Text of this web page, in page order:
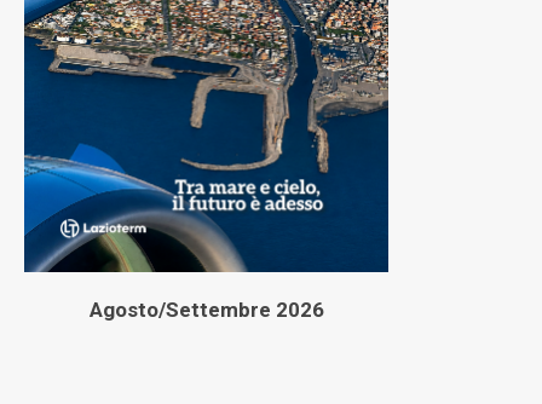
Agosto/Settembre 2026